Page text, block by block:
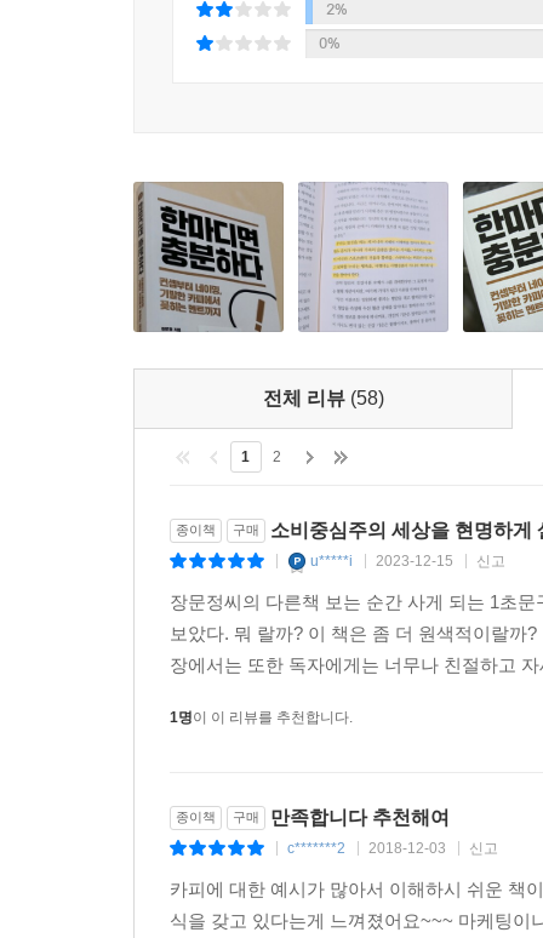
- 팩트(성능): 1초당 100회 주변의 소리 탐색
오티콘 보청기를 성능으로 팔려면 ‘1초당 100회
의 활력’으로 해야 한다. 그렇다면 영어의 가치는
영어란 ‘영원한 동경’이고 아이에게는 ‘세상을 보
호빵이나 송편, 만두는 깨물기 전에는 속에 무엇
과자는 인스턴트 식품이라 생각한다. 하지만 히
과 맛동산은 반죽을 20시간 동안 숙성시킨다. 마
래 발효하여 깊은 맛을 내는 슬로우푸드라는 인식
새우깡은 겉봉투 뒷면에 한 봉투당 생새우가 네
동안 포카칩에 들어간 감자만 18억 개라고 밝혀
단순히 무엇이 오래되었다고 말하기보다 말의 맛
은 밍밍하다. 그보다는 “중앙고속은 1971년 경부
함께했음을 잊지 말아주세요” 하는 것이 낫다. “
건 알고 있을 겁니다. 천일염 간수를 1년 동안 빼
로 내적동기를 심어야 발동하므로 비록 내 결론
1단계 : 목표로 하는 결론을 정하고 거기에 이르
2단계 : 목표점에 도달하면 세일즈맨이 결론을 내
광화문에 유명한 삼계탕집이 있는데 평소에 여기
할까? 1시간이다. 불황일수록 돈을 더 가치 있게
사례들을 놀라우리만치 자세하고 친절하게 알
절실히 필요한 사람들에게 이 책을 강력히 추천
곧바로 책장에 꽂아 두지는 말길 바란다. 쉴 틈
(한양대학교 경영대학 홍성태 명예교수의 추천사
비즈니스 세계는 소비자의 눈과 귀를 쉴 틈 없
못한다. 지나가는 사람의 발걸음을 멈추고 싶은
이 책을 집어 든 당신은 원하는 것을 얻었다. 장
절실히 필요한 사람들에게 이 책을 강력히 추천
곧바로 책장에 꽂아 두지는 말길 바란다. 쉴 틈
2%
0%
전체 리뷰 (58)
1 2
종이책 구매 소비중심주의 세상을 현명하게
u*****i 2023-12-15 신고
장문정씨의 다른책 보는 순간 사게 되는 1초
보았다. 뭐 랄까? 이 책은 좀 더 원색적이랄까
장에서는 또한 독자에게는 너무나 친절하고
1명이 이 리뷰를 추천합니다.
종이책 구매 만족합니다 추천해여
c*******2 2018-12-03 신고
카피에 대한 예시가 많아서 이해하시 쉬운 책
식을 갖고 있다는게 느껴졌어요~~~ 마케팅이